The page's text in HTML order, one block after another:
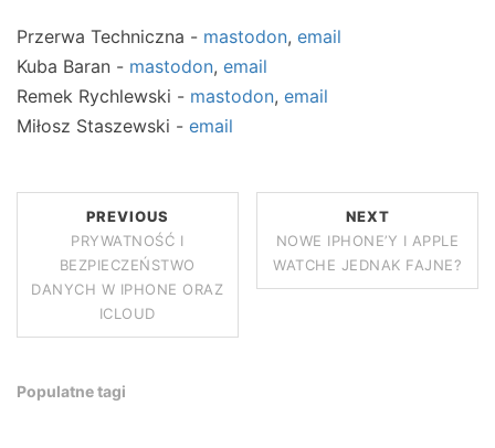
Przerwa Techniczna - mastodon, email
Kuba Baran - mastodon, email
Remek Rychlewski - mastodon, email
Miłosz Staszewski - email
PREVIOUS
PRYWATNOŚĆ I
BEZPIECZEŃSTWO
DANYCH W IPHONE ORAZ
ICLOUD
NEXT
NOWE IPHONE’Y I APPLE
WATCHE JEDNAK FAJNE?
Populatne tagi